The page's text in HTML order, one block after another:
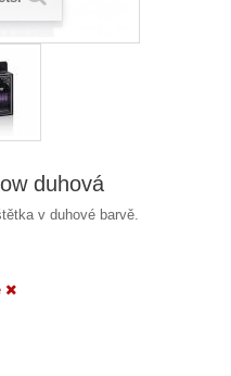
duhová
v duhové barvě.